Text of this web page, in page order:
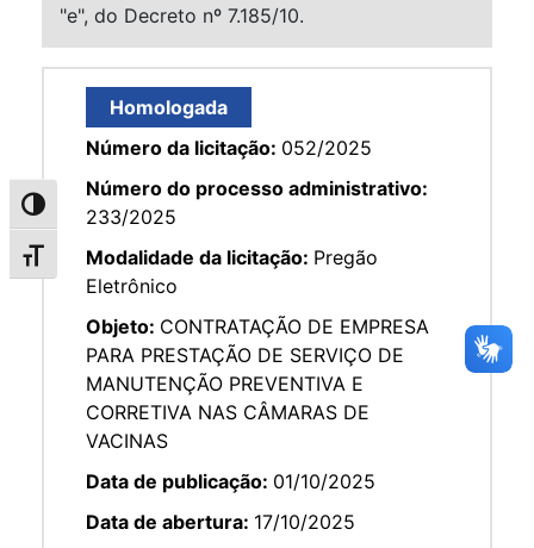
Alternar alto contraste
Alternar tamanho da fonte
"e", do Decreto nº 7.185/10.
Homologada
Número da licitação: 052/2025
Número do processo administrativo:
233/2025
Modalidade da licitação: Pregão
Eletrônico
Objeto: CONTRATAÇÃO DE EMPRESA
PARA PRESTAÇÃO DE SERVIÇO DE
MANUTENÇÃO PREVENTIVA E
CORRETIVA NAS CÂMARAS DE
VACINAS
Data de publicação: 01/10/2025
Data de abertura: 17/10/2025